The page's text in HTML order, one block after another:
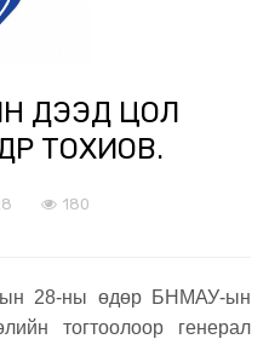
ДЭЭД ЦОЛ
ТОХИОВ.
180
28-ны өдөр БНМАУ-ын
тогтоолоор генерал